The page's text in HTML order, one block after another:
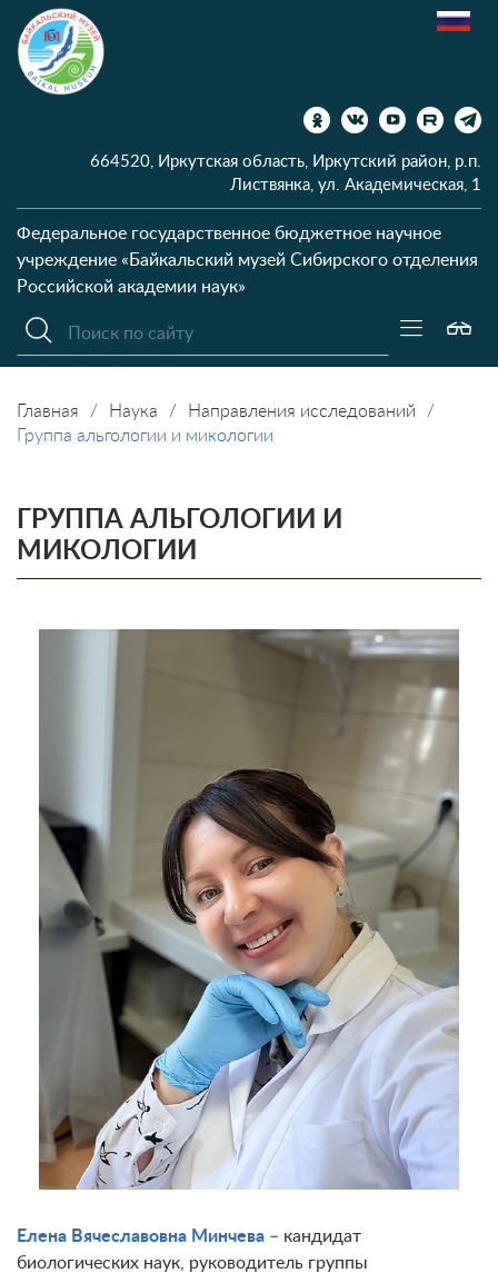
664520, Иркутская область, Иркутский район, р.п.
Листвянка, ул. Академическая, 1
Федеральное государственное бюджетное научное
учреждение «Байкальский музей Сибирского отделения
Российской академии наук»
Главная Наука
Направления исследований
Группа альгологии и микологии
ГРУППА АЛЬГОЛОГИИ И
МИКОЛОГИИ
Елена Вячеславовна Минчева – кандидат
биологических наук, руководитель группы